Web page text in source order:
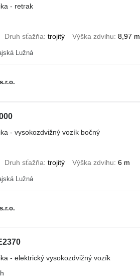
- retrak
Druh sťažňa trojitý Výška zdvihu 8,97 m
Lužná
- vysokozdvižný vozík bočný
Druh sťažňa trojitý Výška zdvihu 6 m
Lužná
- elektrický vysokozdvižný vozík